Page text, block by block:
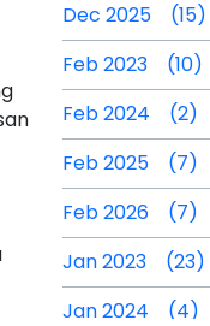
Dec 2025 (15)
Feb 2023 (10)
Feb 2024 (2)
Feb 2025 (7)
Feb 2026 (7)
Jan 2023 (23)
Jan 2024 (4)